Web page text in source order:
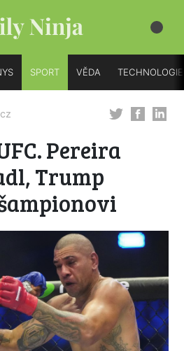
SPORT VĚDA TECHNOLOGIE
Pereira
Trump